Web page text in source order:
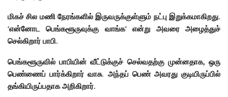
மிகச் சில மணி நேரங்களில் இருவருக்குள்ளும் நட்பு இறுக்கமாகிறது.
‘என்னோட பெங்களூருவுக்கு வாங்க’ என்று அவரை அழைத்துச்
செல்கிறார் பாபி.
பெங்களூருவில் பாபியின் வீட்டுக்குச் செல்வதற்கு முன்னதாக, ஒரு
பெண்ணைப் பார்க்கிறார் வாசு. அந்தப் பெண் அவரது குடியிருப்பில்
தங்கியிருப்பதாக அறிகிறார்.